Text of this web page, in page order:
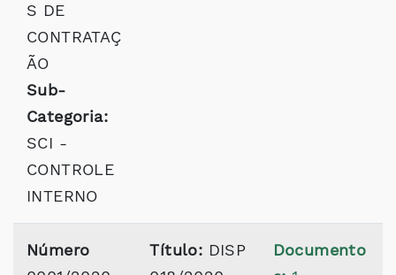
S DE
CONTRATAÇ
ÃO
Sub-
Categoria:
SCI -
CONTROLE
INTERNO
Número
Título: DISP
Documento